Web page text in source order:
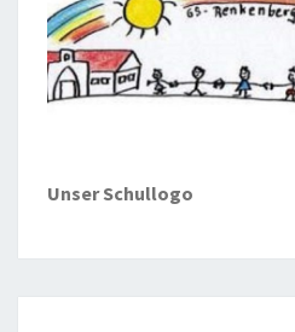
Unser Schullogo